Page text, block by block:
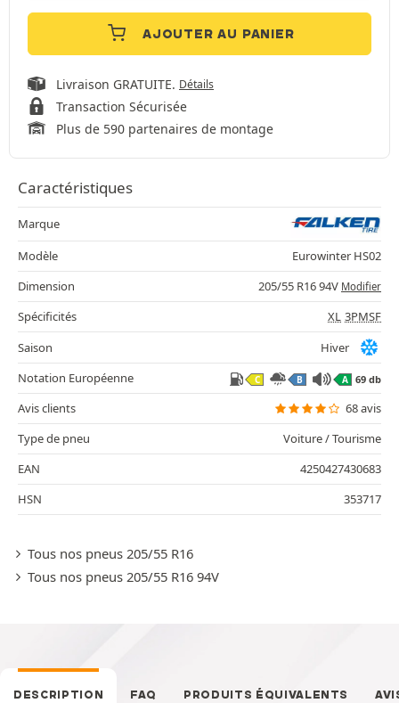
AJOUTER AU PANIER
Livraison GRATUITE. Détails
Transaction Sécurisée
Plus de 590 partenaires de montage
Caractéristiques
Marque
Modèle
Eurowinter HS02
Dimension
205/55 R16 94V Modifier
Spécificités XL 3PMSF
Saison
Hiver
Notation Européenne
C B A 69 db
Avis clients
68 avis
Type de pneu
Voiture / Tourisme
EAN
4250427430683
HSN
353717
Tous nos pneus 205/55 R16
Tous nos pneus 205/55 R16 94V
DESCRIPTION FAQ PRODUITS ÉQUIVALENTS